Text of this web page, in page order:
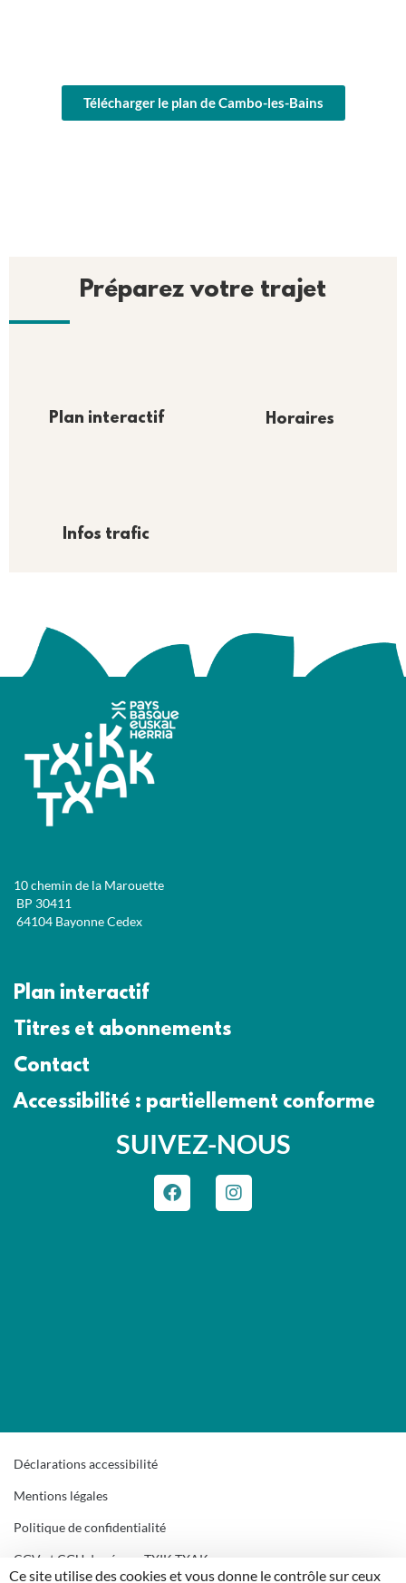
Ce site utilise des cookies et vous donne le contrôle sur ceux
Télécharger le plan de Cambo-les-Bains
Préparez votre trajet
Plan interactif Horaires
Infos trafic
10 chemin de la Marouette
BP 30411
64104 Bayonne Cedex
Plan interactif
Titres et abonnements
Contact
Accessibilité : partiellement conforme
SUIVEZ-NOUS
Déclarations accessibilité
Mentions légales
Politique de confidentialité
CGV et CGU du réseau TXIK TXAK